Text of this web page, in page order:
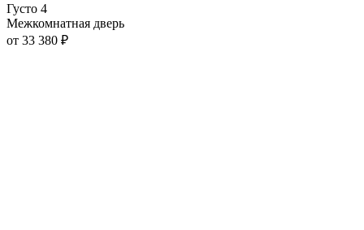
Густо 4
Межкомнатная дверь
от 33 380 ₽